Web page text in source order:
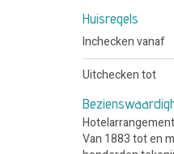
Huisregels
Inchecken vanaf
Uitchecken tot
Van 1883 tot en